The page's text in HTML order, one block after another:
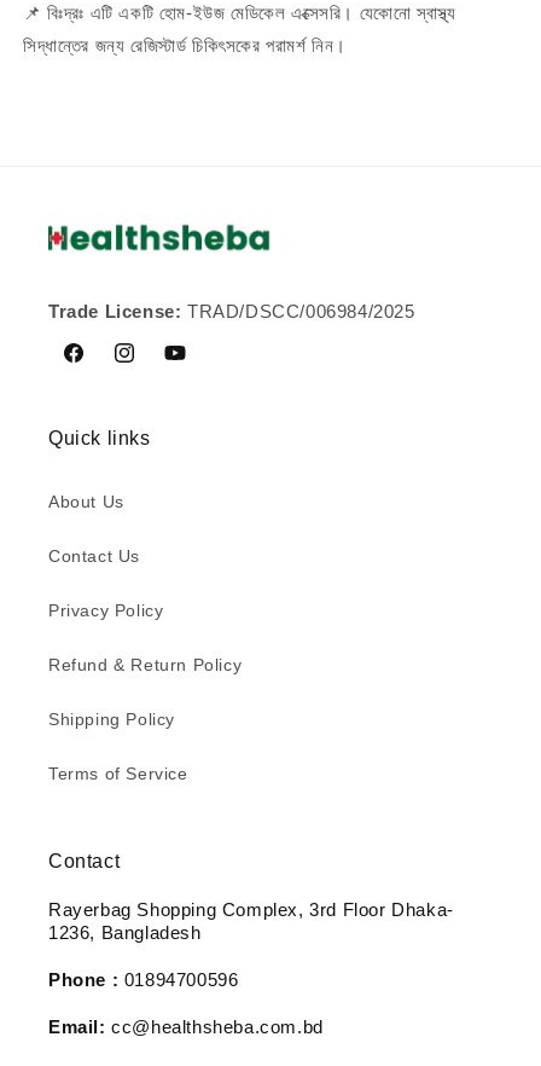
📌 বিঃদ্রঃ এটি একটি হোম-ইউজ মেডিকেল এক্সেসরি। যেকোনো স্বাস্থ্য
সিদ্ধান্তের জন্য রেজিস্টার্ড চিকিৎসকের পরামর্শ নিন।
Trade License: TRAD/DSCC/006984/2025
FacebookInstagramYouTube
Quick links
About Us
Contact Us
Privacy Policy
Refund & Return Policy
Shipping Policy
Terms of Service
Contact
Rayerbag Shopping Complex, 3rd Floor Dhaka-
1236, Bangladesh
Phone : 01894700596
Email:cc@healthsheba.com.bd